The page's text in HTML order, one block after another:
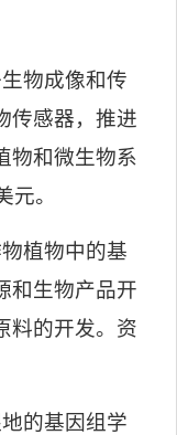
物成像和传
传感器，推进
物和微生物系
元。
植物中的基
和生物产品开
料的开发。资
的基因组学